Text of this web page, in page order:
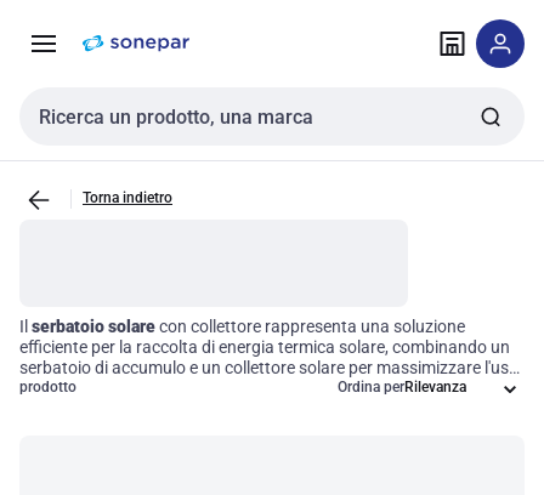
navigazione alla
Cerca input
Torna indietro
Il serbatoio solarecon collettore rappresenta una soluzione
efficiente per la raccolta di energia termica solare, combinando un
serbatoio di accumulo e un collettore solare per massimizzare l'uso
dell'energia solare. Questi sistemi sono ideali sia per applicazioni
prodotto Ordina per